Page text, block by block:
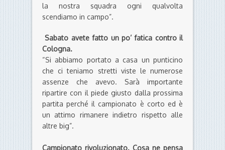
la nostra squadra ogni qualvolta
scendiamo in campo”.
Sabato avete fatto un po’ fatica contro il
Cologna.
“Si abbiamo portato a casa un punticino
che ci teniamo stretti viste le numerose
assenze che avevo. Sarà importante
ripartire con il piede giusto dalla prossima
partita perché il campionato è corto ed è
un attimo rimanere indietro rispetto alle
altre big”.
Campionato rivoluzionato. Cosa ne pensa